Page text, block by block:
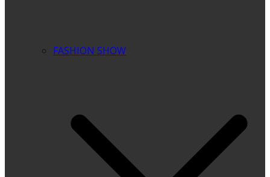
FASHION SHOW